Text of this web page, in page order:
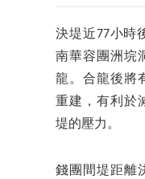
決堤近77小時
南華容團洲垸
龍。合龍後將
重建，有利於
堤的壓力。
錢團間堤距離